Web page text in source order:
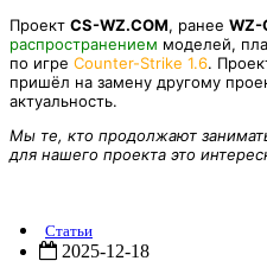
Проект CS-WZ.COM, ранее WZ-
распространением моделей,
по игре Counter-Strike 1.6.
пришёл на замену другому
актуальность.
Мы те, кто продолжают
для нашего проекта это
Статьи
2025-12-18